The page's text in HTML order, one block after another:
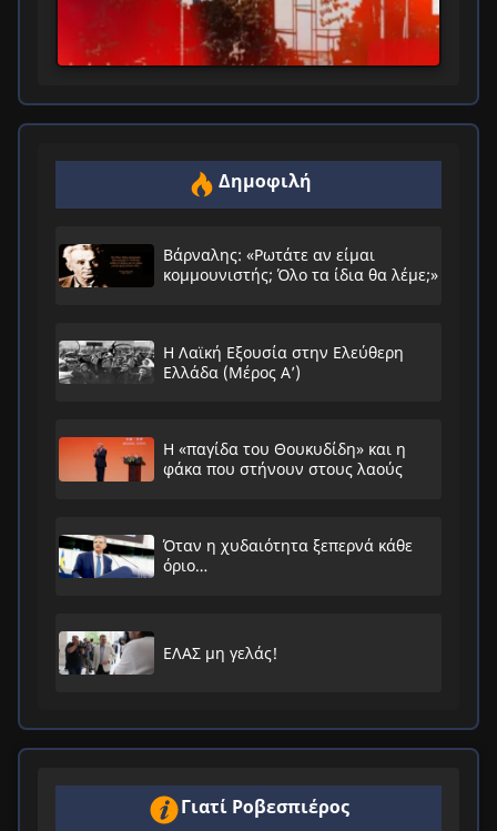
Δημοφιλή
Βάρναλης: «Ρωτάτε αν είμαι
κομμουνιστής; Όλο τα ίδια θα λέμε;»
Η Λαϊκή Εξουσία στην Ελεύθερη
Ελλάδα (Μέρος Α’)
Η «παγίδα του Θουκυδίδη» και η
φάκα που στήνουν στους λαούς
Όταν η χυδαιότητα ξεπερνά κάθε
όριο…
ΕΛΑΣ μη γελάς!
Γιατί Ροβεσπιέρος